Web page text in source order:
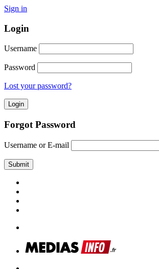
Sign in
Login
Username
Password
Lost your password?
Forgot Password
Username or E-mail